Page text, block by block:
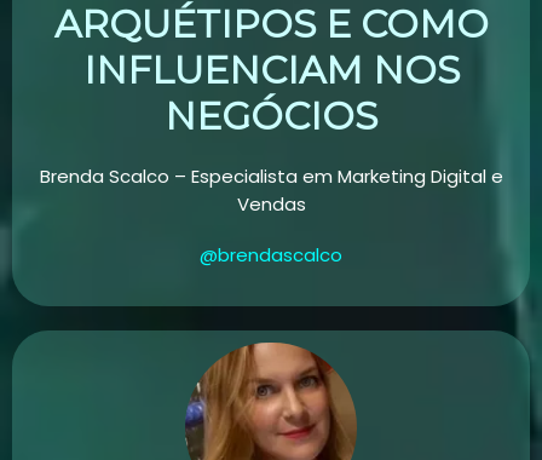
ARQUÉTIPOS E COMO
INFLUENCIAM NOS
NEGÓCIOS
Brenda Scalco – Especialista em Marketing Digital e
Vendas
@brendascalco